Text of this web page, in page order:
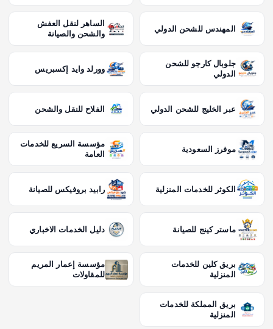
المهندس للشحن الدولي
الساهر لنقل العفش
والشحن والصيانة
جلوبال كارجو للشحن
الدولي
وورلد وايد إكسبريس
عبر الخليج للشحن الدولي الفلاح للنقل والشحن
موفرز السعودية
مؤسسة السريع للخدمات
العامة
الكوثر للخدمات المنزلية رابيد بروفيكس للصيانة
ماستر كينج للصيانة دليل الخدمات الاخباري
بريق كلين للخدمات
المنزلية
مؤسسة إعمار المريم
للمقاولات
بريق المملكة للخدمات
المنزلية